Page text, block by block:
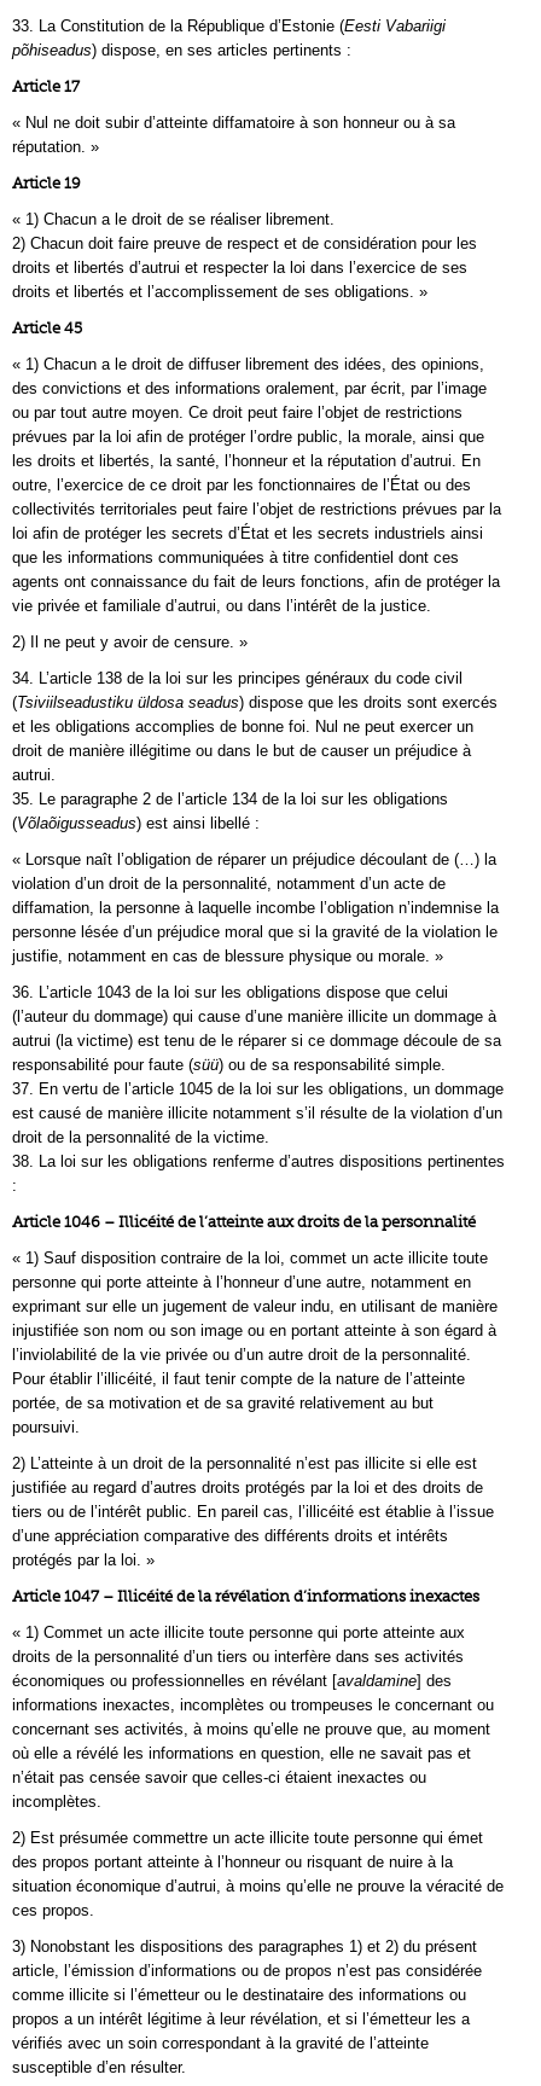
33. La Constitution de la République d’Estonie (Eesti Vabariigi
põhiseadus) dispose, en ses articles pertinents :
Article 17
« Nul ne doit subir d’atteinte diffamatoire à son honneur ou à sa
réputation. »
Article 19
« 1) Chacun a le droit de se réaliser librement.
2) Chacun doit faire preuve de respect et de considération pour les
droits et libertés d’autrui et respecter la loi dans l’exercice de ses
droits et libertés et l’accomplissement de ses obligations. »
Article 45
« 1) Chacun a le droit de diffuser librement des idées, des opinions,
des convictions et des informations oralement, par écrit, par l’image
ou par tout autre moyen. Ce droit peut faire l’objet de restrictions
prévues par la loi afin de protéger l’ordre public, la morale, ainsi que
les droits et libertés, la santé, l’honneur et la réputation d’autrui. En
outre, l’exercice de ce droit par les fonctionnaires de l’État ou des
collectivités territoriales peut faire l’objet de restrictions prévues par la
loi afin de protéger les secrets d’État et les secrets industriels ainsi
que les informations communiquées à titre confidentiel dont ces
agents ont connaissance du fait de leurs fonctions, afin de protéger la
vie privée et familiale d’autrui, ou dans l’intérêt de la justice.
2) Il ne peut y avoir de censure. »
34. L’article 138 de la loi sur les principes généraux du code civil
(Tsiviilseadustiku üldosa seadus) dispose que les droits sont exercés
et les obligations accomplies de bonne foi. Nul ne peut exercer un
droit de manière illégitime ou dans le but de causer un préjudice à
autrui.
35. Le paragraphe 2 de l’article 134 de la loi sur les obligations
(Võlaõigusseadus) est ainsi libellé :
« Lorsque naît l’obligation de réparer un préjudice découlant de (…) la
violation d’un droit de la personnalité, notamment d’un acte de
diffamation, la personne à laquelle incombe l’obligation n’indemnise la
personne lésée d’un préjudice moral que si la gravité de la violation le
justifie, notamment en cas de blessure physique ou morale. »
36. L’article 1043 de la loi sur les obligations dispose que celui
(l’auteur du dommage) qui cause d’une manière illicite un dommage à
autrui (la victime) est tenu de le réparer si ce dommage découle de sa
responsabilité pour faute (süü) ou de sa responsabilité simple.
37. En vertu de l’article 1045 de la loi sur les obligations, un dommage
est causé de manière illicite notamment s’il résulte de la violation d’un
droit de la personnalité de la victime.
38. La loi sur les obligations renferme d’autres dispositions pertinentes
:
Article 1046 – Illicéité de l’atteinte aux droits de la personnalité
« 1) Sauf disposition contraire de la loi, commet un acte illicite toute
personne qui porte atteinte à l’honneur d’une autre, notamment en
exprimant sur elle un jugement de valeur indu, en utilisant de manière
injustifiée son nom ou son image ou en portant atteinte à son égard à
l’inviolabilité de la vie privée ou d’un autre droit de la personnalité.
Pour établir l’illicéité, il faut tenir compte de la nature de l’atteinte
portée, de sa motivation et de sa gravité relativement au but
poursuivi.
2) L’atteinte à un droit de la personnalité n’est pas illicite si elle est
justifiée au regard d’autres droits protégés par la loi et des droits de
tiers ou de l’intérêt public. En pareil cas, l’illicéité est établie à l’issue
d’une appréciation comparative des différents droits et intérêts
protégés par la loi. »
Article 1047 – Illicéité de la révélation d’informations inexactes
« 1) Commet un acte illicite toute personne qui porte atteinte aux
droits de la personnalité d’un tiers ou interfère dans ses activités
économiques ou professionnelles en révélant [avaldamine] des
informations inexactes, incomplètes ou trompeuses le concernant ou
concernant ses activités, à moins qu’elle ne prouve que, au moment
où elle a révélé les informations en question, elle ne savait pas et
n’était pas censée savoir que celles-ci étaient inexactes ou
incomplètes.
2) Est présumée commettre un acte illicite toute personne qui émet
des propos portant atteinte à l’honneur ou risquant de nuire à la
situation économique d’autrui, à moins qu’elle ne prouve la véracité de
ces propos.
3) Nonobstant les dispositions des paragraphes 1) et 2) du présent
article, l’émission d’informations ou de propos n’est pas considérée
comme illicite si l’émetteur ou le destinataire des informations ou
propos a un intérêt légitime à leur révélation, et si l’émetteur les a
vérifiés avec un soin correspondant à la gravité de l’atteinte
susceptible d’en résulter.